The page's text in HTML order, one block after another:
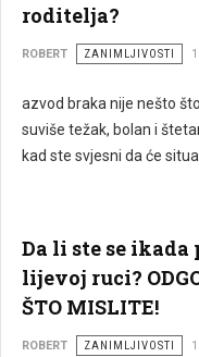
roditelja?
ROBERT ZANIMLJIVOSTI
azvod braka nije nešto
suviše težak, bolan i
kad ste svjesni da će
Da li ste se
lijevoj ruci?
ŠTO MISLITE!
ROBERT ZANIMLJIVOSTI